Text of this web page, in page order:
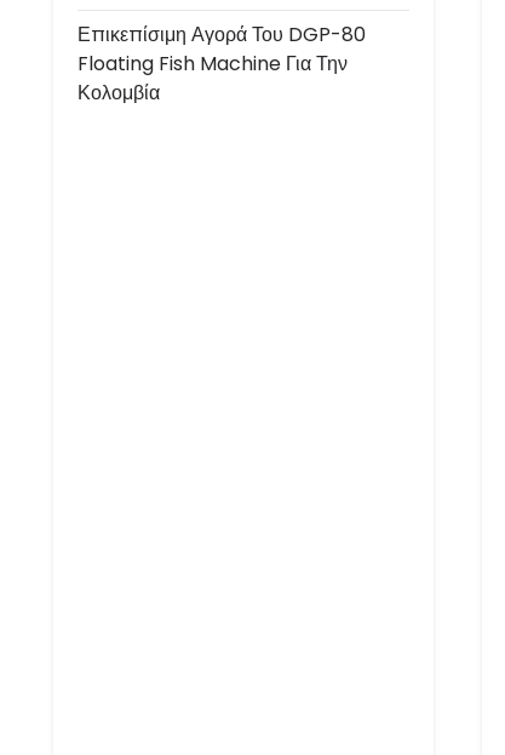
Επικεπίσιμη Αγορά Του DGP-80
Floating Fish Machine Για Την
Κολομβία